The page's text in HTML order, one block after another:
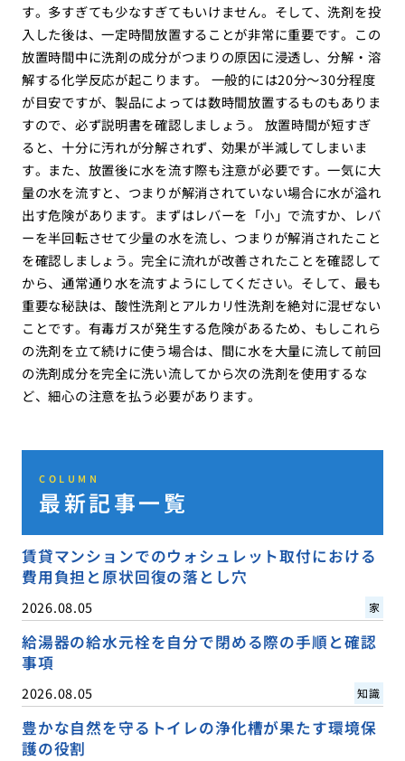
す。多すぎても少なすぎてもいけません。そして、洗剤を投
入した後は、一定時間放置することが非常に重要です。この
放置時間中に洗剤の成分がつまりの原因に浸透し、分解・溶
解する化学反応が起こります。 一般的には20分〜30分程度
が目安ですが、製品によっては数時間放置するものもありま
すので、必ず説明書を確認しましょう。 放置時間が短すぎ
ると、十分に汚れが分解されず、効果が半減してしまいま
す。また、放置後に水を流す際も注意が必要です。一気に大
量の水を流すと、つまりが解消されていない場合に水が溢れ
出す危険があります。まずはレバーを「小」で流すか、レバ
ーを半回転させて少量の水を流し、つまりが解消されたこと
を確認しましょう。完全に流れが改善されたことを確認して
から、通常通り水を流すようにしてください。そして、最も
重要な秘訣は、酸性洗剤とアルカリ性洗剤を絶対に混ぜない
ことです。有毒ガスが発生する危険があるため、もしこれら
の洗剤を立て続けに使う場合は、間に水を大量に流して前回
の洗剤成分を完全に洗い流してから次の洗剤を使用するな
ど、細心の注意を払う必要があります。
COLUMN
最新記事一覧
賃貸マンションでのウォシュレット取付における
費用負担と原状回復の落とし穴
2026.08.05 家
給湯器の給水元栓を自分で閉める際の手順と確認
事項
2026.08.05 知識
豊かな自然を守るトイレの浄化槽が果たす環境保
護の役割